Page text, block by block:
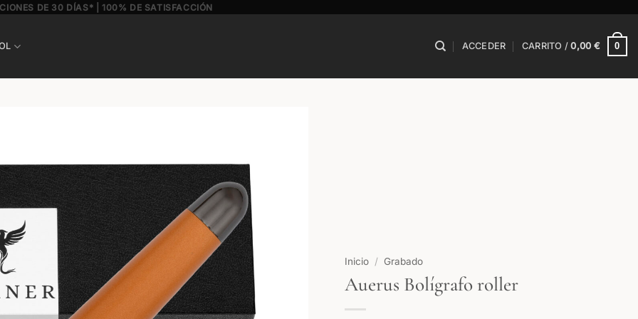
DE 30 DÍAS* | 100% DE SATISFACCIÓN
ACCEDER CARRITO /0,00 € 0
Inicio / Grabado
Auerus Bolígrafo roller